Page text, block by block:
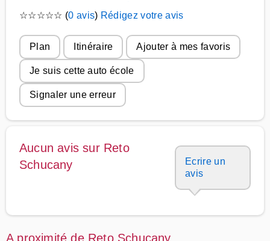
☆☆☆☆☆ (0 avis) Rédigez votre avis
Plan Itinéraire Ajouter à mes favoris
Je suis cette auto école
Signaler une erreur
Aucun avis sur Reto
Schucany
Ecrire un
avis
A proximité de Reto Schucany